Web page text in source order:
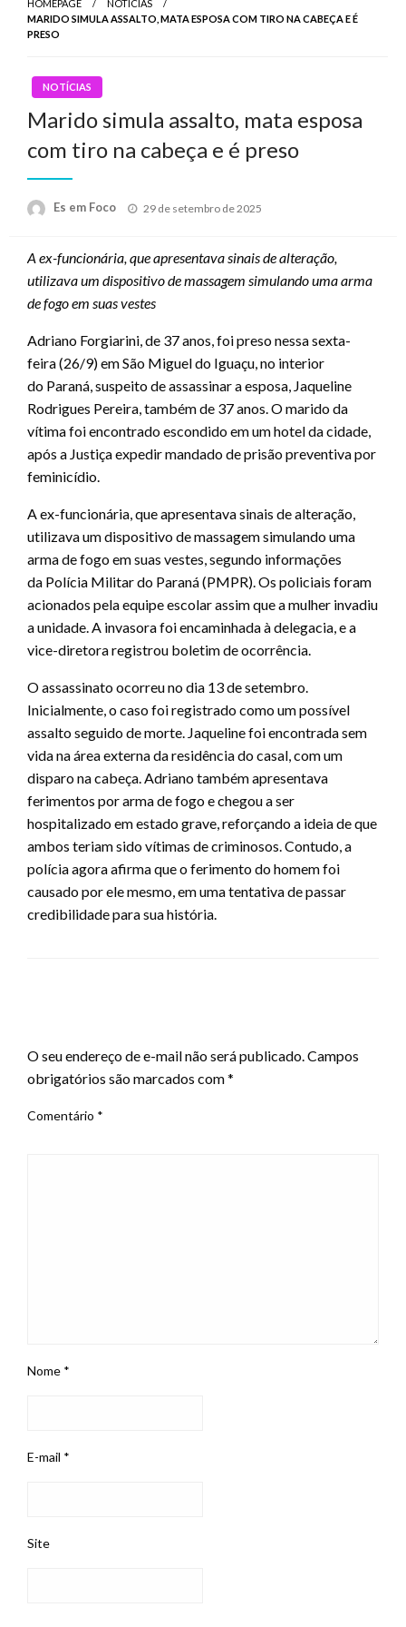
HOMEPAGE
NOTÍCIAS
MARIDO SIMULA ASSALTO, MATA ESPOSA COM TIRO NA CABEÇA E É
PRESO
NOTÍCIAS
Marido simula assalto, mata esposa
com tiro na cabeça e é preso
Es em Foco
Posted
29 de setembro de 2025
A ex-funcionária, que apresentava sinais de alteração,
utilizava um dispositivo de massagem simulando uma arma
de fogo em suas vestes
Adriano Forgiarini, de 37 anos, foi preso nessa sexta-
feira (26/9) em São Miguel do Iguaçu, no interior
do Paraná, suspeito de assassinar a esposa, Jaqueline
Rodrigues Pereira, também de 37 anos. O marido da
vítima foi encontrado escondido em um hotel da cidade,
após a Justiça expedir mandado de prisão preventiva por
feminicídio.
A ex-funcionária, que apresentava sinais de alteração,
utilizava um dispositivo de massagem simulando uma
arma de fogo em suas vestes, segundo informações
da Polícia Militar do Paraná (PMPR). Os policiais foram
acionados pela equipe escolar assim que a mulher invadiu
a unidade. A invasora foi encaminhada à delegacia, e a
vice-diretora registrou boletim de ocorrência.
O assassinato ocorreu no dia 13 de setembro.
Inicialmente, o caso foi registrado como um possível
assalto seguido de morte. Jaqueline foi encontrada sem
vida na área externa da residência do casal, com um
disparo na cabeça. Adriano também apresentava
ferimentos por arma de fogo e chegou a ser
hospitalizado em estado grave, reforçando a ideia de que
ambos teriam sido vítimas de criminosos. Contudo, a
polícia agora afirma que o ferimento do homem foi
causado por ele mesmo, em uma tentativa de passar
credibilidade para sua história.
O seu endereço de e-mail não será publicado.Campos
obrigatórios são marcados com*
Comentário *
Nome *
E-mail *
Site